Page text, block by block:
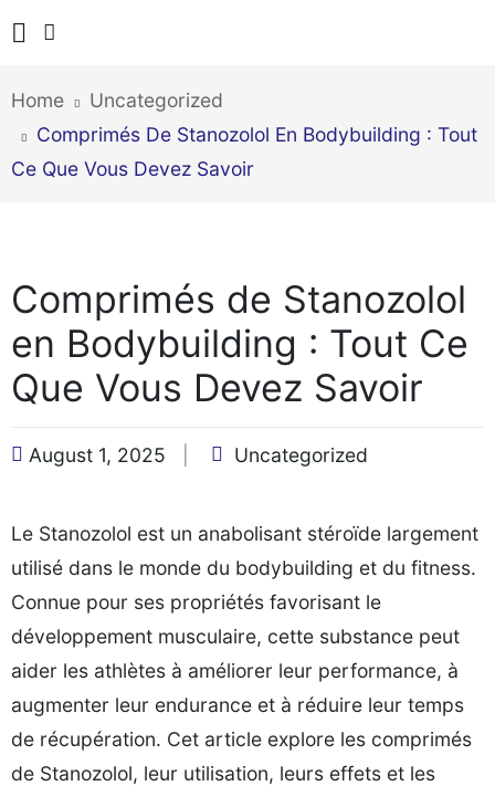
Home
Uncategorized
Comprimés De Stanozolol En Bodybuilding : Tout
Ce Que Vous Devez Savoir
Comprimés de Stanozolol
en Bodybuilding : Tout Ce
Que Vous Devez Savoir
August 1, 2025 Uncategorized
Le Stanozolol est un anabolisant stéroïde largement
utilisé dans le monde du bodybuilding et du fitness.
Connue pour ses propriétés favorisant le
développement musculaire, cette substance peut
aider les athlètes à améliorer leur performance, à
augmenter leur endurance et à réduire leur temps
de récupération. Cet article explore les comprimés
de Stanozolol, leur utilisation, leurs effets et les